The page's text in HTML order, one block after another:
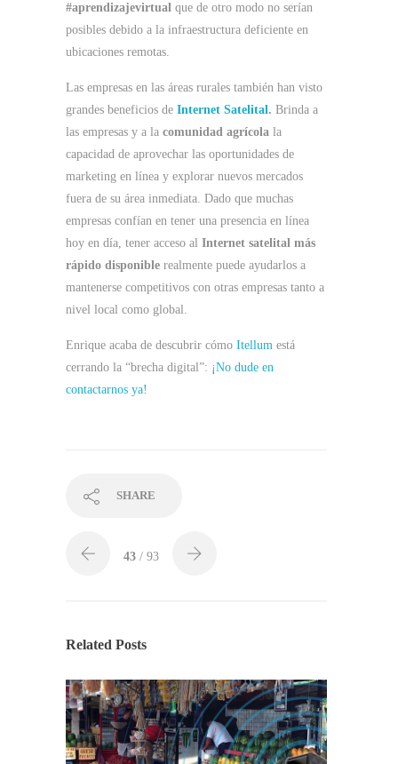
#aprendizajevirtual que de otro modo no serían
posibles debido a la infraestructura deficiente en
ubicaciones remotas.
Las empresas en las áreas rurales también han visto
grandes beneficios de Internet Satelital. Brinda a
las empresas y a la comunidad agrícola la
capacidad de aprovechar las oportunidades de
marketing en línea y explorar nuevos mercados
fuera de su área inmediata. Dado que muchas
empresas confían en tener una presencia en línea
hoy en día, tener acceso al Internet satelital más
rápido disponible realmente puede ayudarlos a
mantenerse competitivos con otras empresas tanto a
nivel local como global.
Enrique acaba de descubrir cómo Itellum está
cerrando la “brecha digital”: ¡No dude en
contactarnos ya!
SHARE
43 / 93
Related Posts